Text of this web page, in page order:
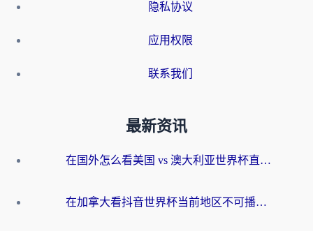
隐私协议
应用权限
联系我们
最新资讯
在国外怎么看美国 vs 澳大利亚世界杯直播？海外党必藏的中文解说观赛指南
在加拿大看抖音世界杯当前地区不可播放？海外党体育观赛终极指南